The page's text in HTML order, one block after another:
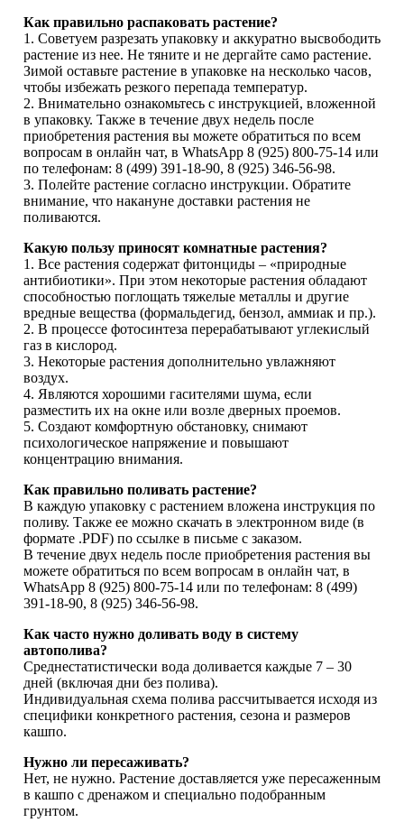
Как правильно распаковать растение?
1. Советуем разрезать упаковку и аккуратно высвободить
растение из нее. Не тяните и не дергайте само растение.
Зимой оставьте растение в упаковке на несколько часов,
чтобы избежать резкого перепада температур.
2. Внимательно ознакомьтесь с инструкцией, вложенной
в упаковку. Также в течение двух недель после
приобретения растения вы можете обратиться по всем
вопросам в онлайн чат, в WhatsApp 8 (925) 800-75-14 или
по телефонам: 8 (499) 391-18-90, 8 (925) 346-56-98.
3. Полейте растение согласно инструкции. Обратите
внимание, что накануне доставки растения не
поливаются.
Какую пользу приносят комнатные растения?
1. Все растения содержат фитонциды – «природные
антибиотики». При этом некоторые растения обладают
способностью поглощать тяжелые металлы и другие
вредные вещества (формальдегид, бензол, аммиак и пр.).
2. В процессе фотосинтеза перерабатывают углекислый
газ в кислород.
3. Некоторые растения дополнительно увлажняют
воздух.
4. Являются хорошими гасителями шума, если
разместить их на окне или возле дверных проемов.
5. Создают комфортную обстановку, снимают
психологическое напряжение и повышают
концентрацию внимания.
Как правильно поливать растение?
В каждую упаковку с растением вложена инструкция по
поливу. Также ее можно скачать в электронном виде (в
формате .PDF) по ссылке в письме с заказом.
В течение двух недель после приобретения растения вы
можете обратиться по всем вопросам в онлайн чат, в
WhatsApp 8 (925) 800-75-14 или по телефонам: 8 (499)
391-18-90, 8 (925) 346-56-98.
Как часто нужно доливать воду в систему
автополива?
Среднестатистически вода доливается каждые 7 – 30
дней (включая дни без полива).
Индивидуальная схема полива рассчитывается исходя из
специфики конкретного растения, сезона и размеров
кашпо.
Нужно ли пересаживать?
Нет, не нужно. Растение доставляется уже пересаженным
в кашпо с дренажом и специально подобранным
грунтом.